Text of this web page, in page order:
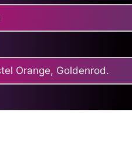
Orange, Goldenrod.